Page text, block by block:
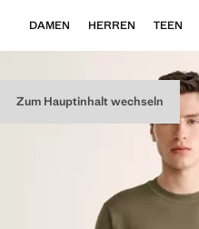
Zum Hauptinhalt wechseln
DAMEN HERREN TEEN